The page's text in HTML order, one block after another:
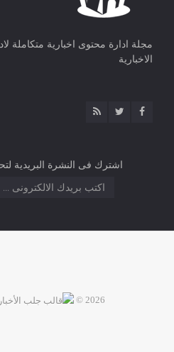
مجلة ادارة محتوى اخبارية متكاملة
الاخبارية
اشترك فى النشرة البريدية
2026 ©